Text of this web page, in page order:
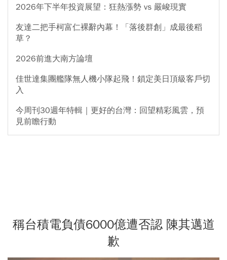
2026年下半年投資展望：狂熱漲勢 vs 嚴峻現實
友達二把手柯富仁裸辭內幕！「落後群創」成最後稻
草？
2026前進大南方論壇
佳世達集團艦隊無人機小隊起飛！鎖定美日頂級客戶切
入
今周刊30週年特輯｜更好的台灣：回望精彩風雲，預
見前瞻行動
稱台積電負債6000億遭否認 陳其邁道
歉